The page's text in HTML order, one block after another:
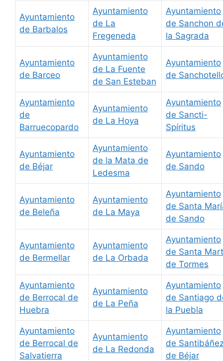
Ayuntamiento
de Barbalos
Ayuntamiento
de La
Fregeneda
Ayuntamiento
de Sanchon
la Sagrada
Ayuntamiento
de Barceo
Ayuntamiento
de La Fuente
de San Esteban
Ayuntamiento
de
Ayuntamiento
de
Barruecopardo
Ayuntamiento
de La Hoya
Ayuntamiento
de Sancti-
Spíritus
Ayuntamiento
de Béjar
Ayuntamiento
de la Mata de
Ledesma
Ayuntamiento
de Sando
Ayuntamiento
de Beleña
Ayuntamiento
de La Maya
Ayuntamiento
de Santa
de Sando
Ayuntamiento
de Bermellar
Ayuntamiento
de La Orbada
Ayuntamiento
de Santa
de Tormes
Ayuntamiento
de Berrocal de
Huebra
Ayuntamiento
de La Peña
Ayuntamiento
de Santiago
la Puebla
Ayuntamiento
de Berrocal de
Salvatierra
Ayuntamiento
de La Redonda
Ayuntamiento
de
de Béjar